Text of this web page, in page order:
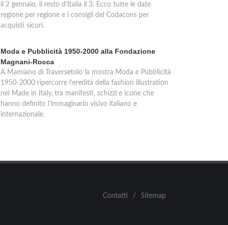
il 2 gennaio, il resto d'Italia il 3. Ecco tutte le date
regione per regione e i consigli del Codacons per
acquisti sicuri.
Moda e Pubblicità 1950-2000 alla Fondazione
Magnani-Rocca
A Mamiano di Traversetolo la mostra Moda e Pubblicità
1950-2000 ripercorre l’eredità della fashion illustration
nel Made in Italy, tra manifesti, schizzi e icone che
hanno definito l’immaginario visivo italiano e
internazionale.
Contatti / Sitemap